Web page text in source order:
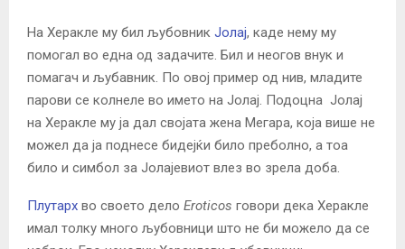
На Херакле му бил љубовник Јолај, каде нему му
помогал во една од задачите. Бил и неогов внук и
помагач и љубавник. По овој пример од нив, младите
парови се колнеле во името на Јолај. Подоцна Јолај
на Херакле му ја дал својата жена Мегара, која више не
можел да ја поднесе бидејќи било преболно, а тоа
било и симбол за Јолајевиот влез во зрела доба.
Плутарх во своето дело Eroticos говори дека Херакле
имал толку много љубовници што не би можело да се